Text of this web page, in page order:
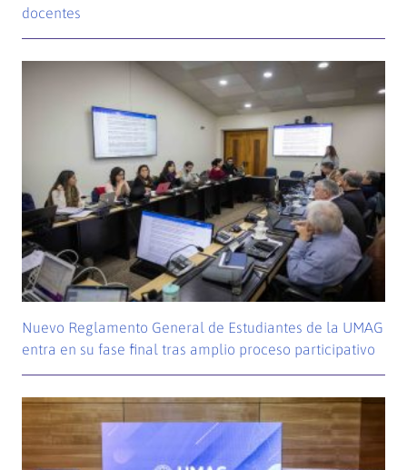
docentes
Nuevo Reglamento General de Estudiantes de la UMAG
entra en su fase final tras amplio proceso participativo